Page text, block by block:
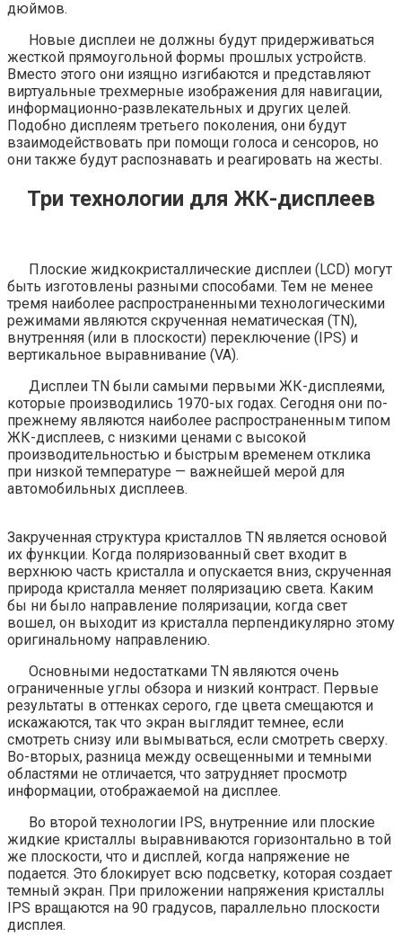
дюймов.
Новые дисплеи не должны будут придерживаться
жесткой прямоугольной формы прошлых устройств.
Вместо этого они изящно изгибаются и представляют
виртуальные трехмерные изображения для навигации,
информационно-развлекательных и других целей.
Подобно дисплеям третьего поколения, они будут
взаимодействовать при помощи голоса и сенсоров, но
они также будут распознавать и реагировать на жесты.
Три технологии для ЖК-дисплеев
Плоские жидкокристаллические дисплеи (LCD) могут
быть изготовлены разными способами. Тем не менее
тремя наиболее распространенными технологическими
режимами являются скрученная нематическая (TN),
внутренняя (или в плоскости) переключение (IPS) и
вертикальное выравнивание (VA).
Дисплеи TN были самыми первыми ЖК-дисплеями,
которые производились 1970-ых годах. Сегодня они по-
прежнему являются наиболее распространенным типом
ЖК-дисплеев, с низкими ценами с высокой
производительностью и быстрым временем отклика
при низкой температуре — важнейшей мерой для
автомобильных дисплеев.
Закрученная структура кристаллов TN является основой
их функции. Когда поляризованный свет входит в
верхнюю часть кристалла и опускается вниз, скрученная
природа кристалла меняет поляризацию света. Каким
бы ни было направление поляризации, когда свет
вошел, он выходит из кристалла перпендикулярно этому
оригинальному направлению.
Основными недостатками TN являются очень
ограниченные углы обзора и низкий контраст. Первые
результаты в оттенках серого, где цвета смещаются и
искажаются, так что экран выглядит темнее, если
смотреть снизу или вымываться, если смотреть сверху.
Во-вторых, разница между освещенными и темными
областями не отличается, что затрудняет просмотр
информации, отображаемой на дисплее.
Во второй технологии IPS, внутренние или плоские
жидкие кристаллы выравниваются горизонтально в той
же плоскости, что и дисплей, когда напряжение не
подается. Это блокирует всю подсветку, которая создает
темный экран. При приложении напряжения кристаллы
IPS вращаются на 90 градусов, параллельно плоскости
дисплея.